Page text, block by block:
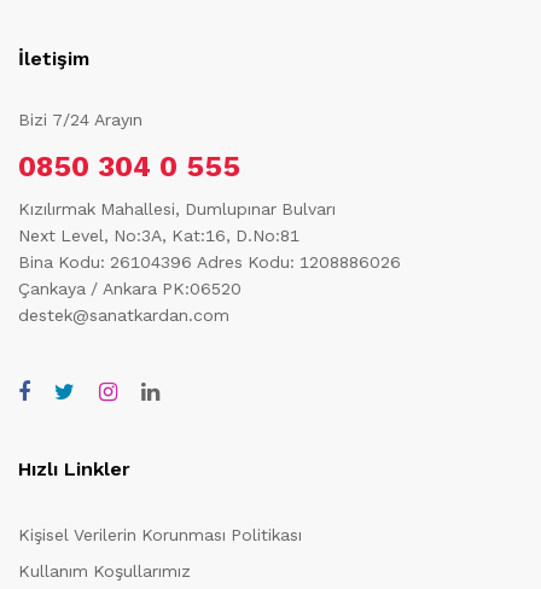
İletişim
Bizi 7/24 Arayın
0850 304 0 555
Kızılırmak Mahallesi, Dumlupınar Bulvarı
Next Level, No:3A, Kat:16, D.No:81
Bina Kodu: 26104396 Adres Kodu: 1208886026
Çankaya / Ankara PK:06520
destek@sanatkardan.com
Hızlı Linkler
Kişisel Verilerin Korunması Politikası
Kullanım Koşullarımız